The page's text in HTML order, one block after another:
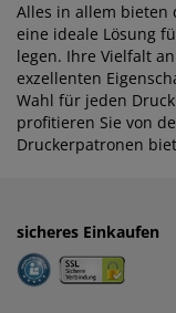
Alles in allem bieten
eine ideale Lösung
legen. Ihre Vielfalt
exzellenten
Wahl für jeden
profitieren Sie von
Druckerpatronen
sicheres Einkaufen